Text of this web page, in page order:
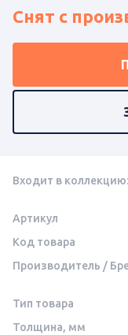
Снят с
Входит в коллекцию:
Артикул
Код товара
Производитель /
Тип товара
Толщина, мм